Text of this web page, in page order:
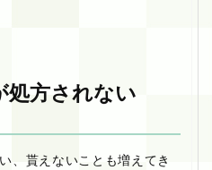
処方されない
、貰えないことも増えてき